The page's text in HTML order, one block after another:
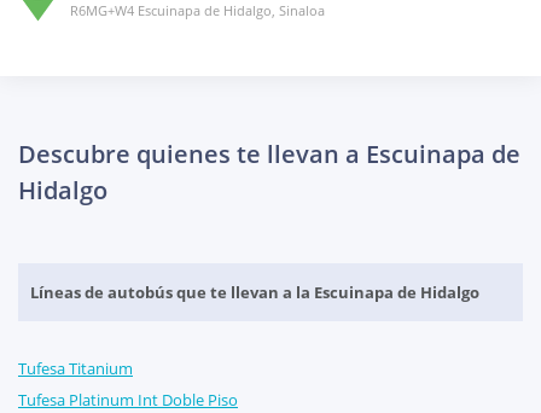
R6MG+W4 Escuinapa de Hidalgo, Sinaloa
Descubre quienes te llevan a Escuinapa de
Hidalgo
Líneas de autobús que te llevan a la Escuinapa de Hidalgo
Tufesa Titanium
Tufesa Platinum Int Doble Piso